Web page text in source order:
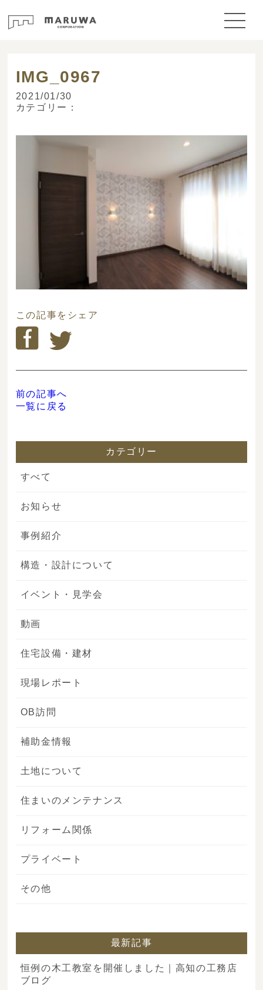
IMG_0967
2021/01/30
カテゴリー：
この記事をシェア
前の記事へ
一覧に戻る
カテゴリー
すべて
お知らせ
事例紹介
構造・設計について
イベント・見学会
動画
住宅設備・建材
現場レポート
OB訪問
補助金情報
土地について
住まいのメンテナンス
リフォーム関係
プライベート
その他
最新記事
恒例の木工教室を開催しました｜高知の工務店
ブログ